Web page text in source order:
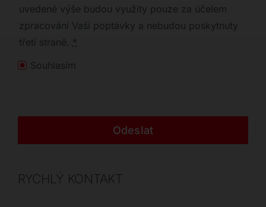
uvedené výše budou využity pouze za účelem
zpracování Vaší poptávky a nebudou poskytnuty
třetí straně. *
Souhlasím
Odeslat
RYCHLÝ KONTAKT